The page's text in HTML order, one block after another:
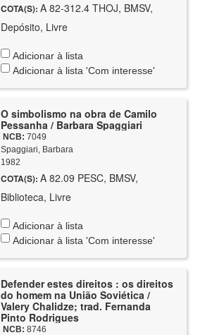
COTA(S): A 82-312.4 THOJ, BMSV,
Depósito, Livre
Adicionar à lista
Adicionar à lista 'Com interesse'
O simbolismo na obra de Camilo
Pessanha / Barbara Spaggiari
NCB: 7049
Spaggiari, Barbara
1982
COTA(S): A 82.09 PESC, BMSV,
Biblioteca, Livre
Adicionar à lista
Adicionar à lista 'Com interesse'
Defender estes direitos : os direitos
do homem na União Soviética /
Valery Chalidze; trad. Fernanda
Pinto Rodrigues
NCB: 8746